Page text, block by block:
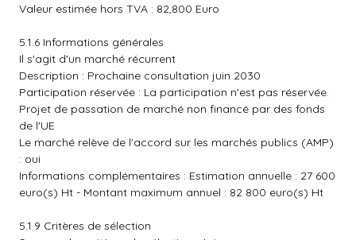
Valeur estimée hors TVA : 82,800 Euro
5.1.6 Informations générales
Il s'agit d'un marché récurrent
Description : Prochaine consultation juin 2030
Participation réservée : La participation n'est pas réservée.
Projet de passation de marché non financé par des fonds
de l'UE
Le marché relève de l'accord sur les marchés publics (AMP)
: oui
Informations complémentaires : Estimation annuelle : 27 600
euro(s) Ht - Montant maximum annuel : 82 800 euro(s) Ht
5.1.9 Critères de sélection